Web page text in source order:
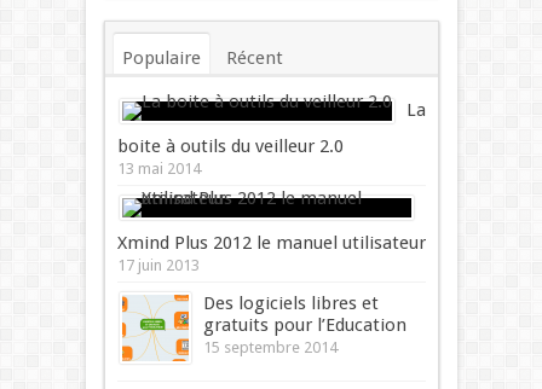
Populaire Récent
Commentaires Mots-clés
La
boite à outils du veilleur 2.0
13 mai 2014
Xmind Plus 2012 le manuel utilisateur
17 juin 2013
Des logiciels libres et
gratuits pour l’Education
15 septembre 2014